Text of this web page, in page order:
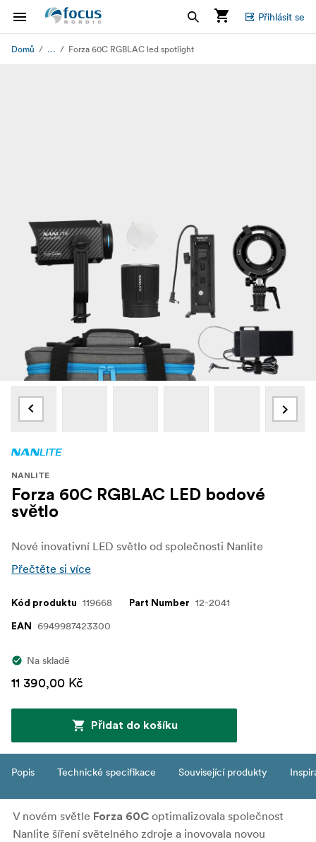
Přihlásit se
Domů ... Forza 60C RGBLAC led spotlight
NANLITE
Forza 60C RGBLAC LED bodové
světlo
Nové inovativní LED světlo od společnosti Nanlite
Přečtěte si více
Kód produktu 119668 Part Number 12-2041
EAN 6949987423300
Na skladě
11 390,00 Kč
Přidat do košíku
Popis Technické specifikace Související produkty
V novém světle Forza 60C optimalizovala společnost
Nanlite šíření světelného zdroje a inovovala novou